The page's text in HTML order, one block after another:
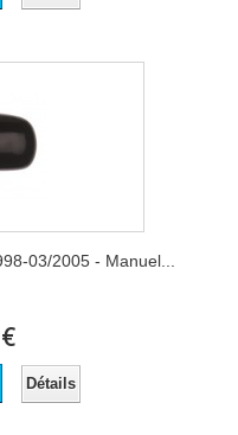
03/2005 - Manuel...
Détails